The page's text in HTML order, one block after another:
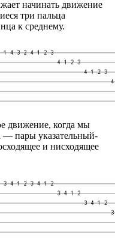
начинать движение
три пальца
к среднему.
движение, когда мы
— пары указательный-
и нисходящее